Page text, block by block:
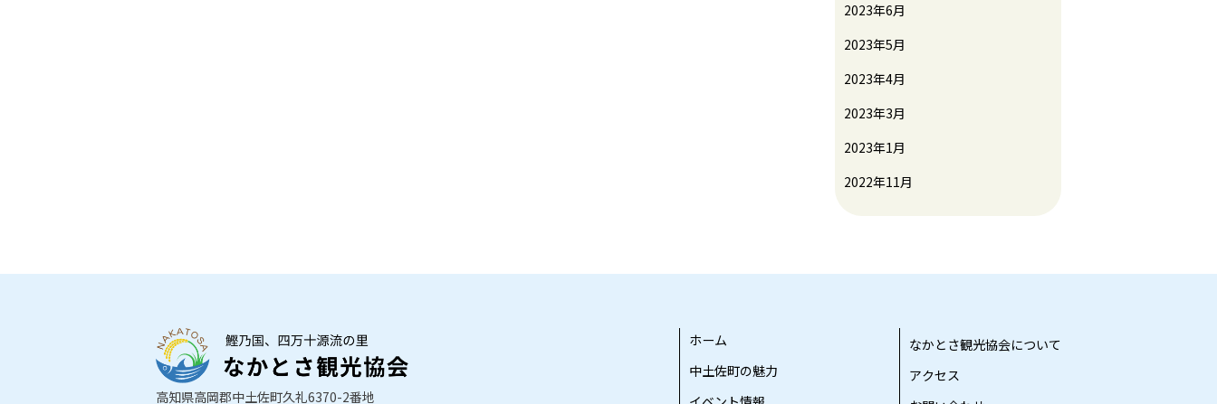
2023年6月
2023年5月
2023年4月
2023年3月
2023年1月
2022年11月
高知県高岡郡中土佐町久礼6370-2番地
ホーム
中土佐町の魅力
なかとさ観光協会について
アクセス